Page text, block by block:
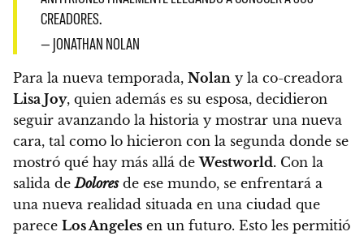
CREADORES.
— JONATHAN NOLAN
Para la nueva temporada, Nolan y la co-creadora
Lisa Joy, quien además es su esposa, decidieron
seguir avanzando la historia y mostrar una nueva
cara, tal como lo hicieron con la segunda donde se
mostró qué hay más allá deWestworld. Con la
salida deDoloresde ese mundo, se enfrentará a
una nueva realidad situada en una ciudad que
parece Los Angeles en un futuro. Esto les permitió